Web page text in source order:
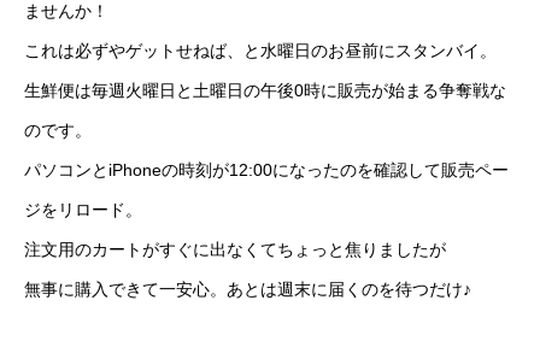
ませんか！
これは必ずやゲットせねば、と水曜日のお昼前にスタンバイ。
生鮮便は毎週火曜日と土曜日の午後0時に販売が始まる争奪戦な
のです。
パソコンとiPhoneの時刻が12:00になったのを確認して販売ペー
ジをリロード。
注文用のカートがすぐに出なくてちょっと焦りましたが
無事に購入できて一安心。あとは週末に届くのを待つだけ♪